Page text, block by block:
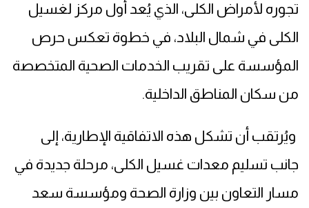
تجوره لأمراض الكلى، الذي يُعد أول مركز لغسيل
الكلى في شمال البلاد، في خطوة تعكس حرص
المؤسسة على تقريب الخدمات الصحية المتخصصة
من سكان المناطق الداخلية.
ويُرتقب أن تشكل هذه الاتفاقية الإطارية، إلى
جانب تسليم معدات غسيل الكلى، مرحلة جديدة في
مسار التعاون بين وزارة الصحة ومؤسسة سعد